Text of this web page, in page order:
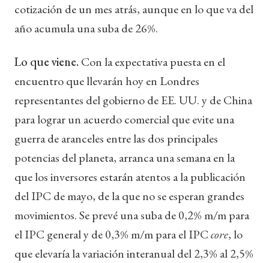
cotización de un mes atrás, aunque en lo que va del
año acumula una suba de 26%.
Lo que viene. Con la expectativa puesta en el
encuentro que llevarán hoy en Londres
representantes del gobierno de EE. UU. y de China
para lograr un acuerdo comercial que evite una
guerra de aranceles entre las dos principales
potencias del planeta, arranca una semana en la
que los inversores estarán atentos a la publicación
del IPC de mayo, de la que no se esperan grandes
movimientos. Se prevé una suba de 0,2% m/m para
el IPC general y de 0,3% m/m para el IPCcore, lo
que elevaría la variación interanual del 2,3% al 2,5%